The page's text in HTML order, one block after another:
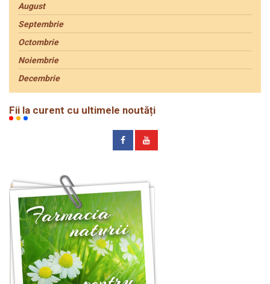
August
Septembrie
Octombrie
Noiembrie
Decembrie
Fii la curent cu ultimele noutăți